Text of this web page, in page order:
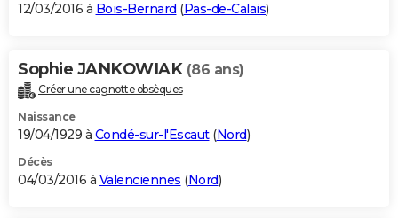
12/03/2016 à Bois-Bernard (Pas-de-Calais)
Sophie JANKOWIAK (86 ans)
Créer une cagnotte obsèques
Naissance
19/04/1929 à Condé-sur-l'Escaut(Nord)
Décès
04/03/2016 à Valenciennes (Nord)